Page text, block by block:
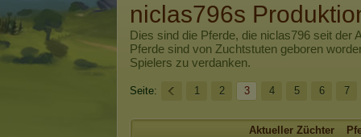
niclas796s
Dies sind die Pferde, die niclas796 seit der
Pferde sind von Zuchtstuten geboren
Spielers zu verdanken.
Seite: 1 2 3 4 5 6 7
Aktueller Züchter